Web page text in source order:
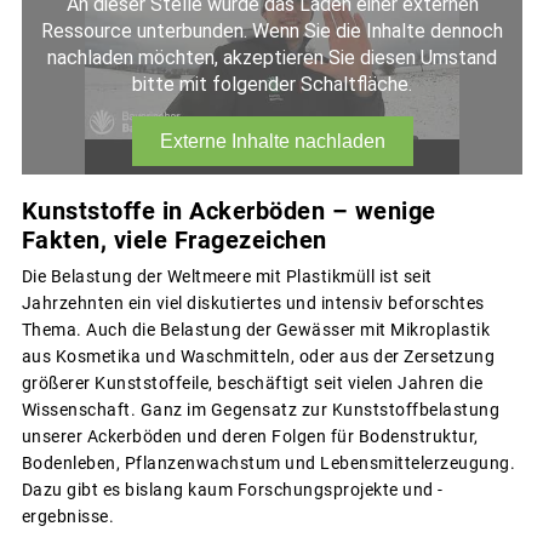
Kunststoffe in Ackerböden – wenige
Fakten, viele Fragezeichen
Die Belastung der Weltmeere mit Plastikmüll ist seit
Jahrzehnten ein viel diskutiertes und intensiv beforschtes
Thema. Auch die Belastung der Gewässer mit Mikroplastik
aus Kosmetika und Waschmitteln, oder aus der Zersetzung
größerer Kunststoffeile, beschäftigt seit vielen Jahren die
Wissenschaft. Ganz im Gegensatz zur Kunststoffbelastung
unserer Ackerböden und deren Folgen für Bodenstruktur,
Bodenleben, Pflanzenwachstum und Lebensmittelerzeugung.
Dazu gibt es bislang kaum Forschungsprojekte und -
ergebnisse.